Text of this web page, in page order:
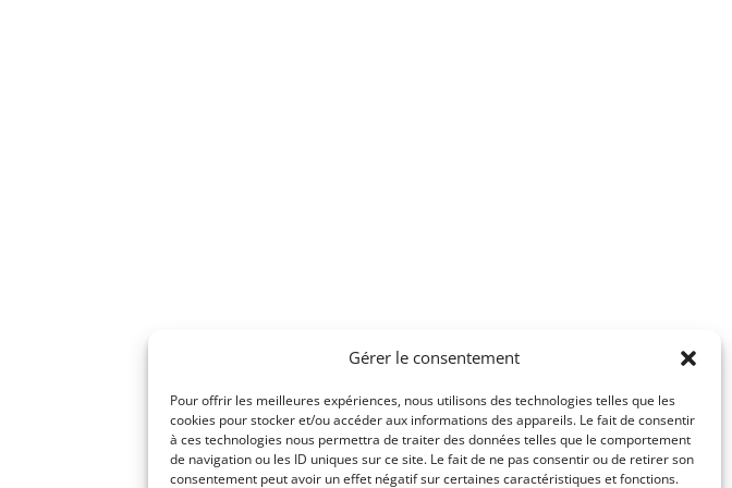
Gérer le consentement
Pour offrir les meilleures expériences, nous utilisons des technologies telles que les
cookies pour stocker et/ou accéder aux informations des appareils. Le fait de consentir
à ces technologies nous permettra de traiter des données telles que le comportement
de navigation ou les ID uniques sur ce site. Le fait de ne pas consentir ou de retirer son
consentement peut avoir un effet négatif sur certaines caractéristiques et fonctions.